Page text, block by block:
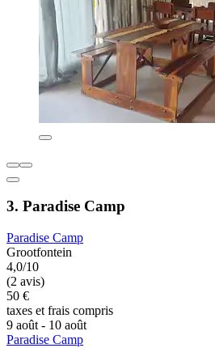
3. Paradise Camp
Paradise Camp
Grootfontein
4,0/10
(2 avis)
50 €
taxes et frais compris
9 août - 10 août
Paradise Camp